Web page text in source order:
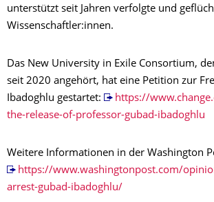
unterstützt seit Jahren verfolgte und
Wissenschaftler:innen.
Das New University in Exile Consortium,
seit 2020 angehört, hat eine Petition zur
Ibadoghlu gestartet:
https://
the-release-of-professor-gubad-ibadoghlu
Weitere Informationen in der Washington
https://www.washingtonpost.com/
arrest-gubad-ibadoghlu/